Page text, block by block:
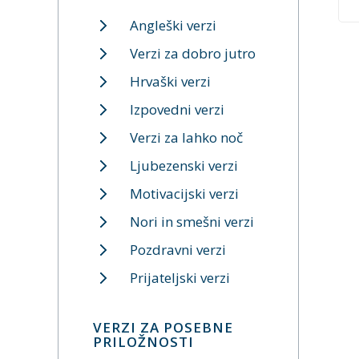
Angleški verzi
Verzi za dobro jutro
Hrvaški verzi
Izpovedni verzi
Verzi za lahko noč
Ljubezenski verzi
Motivacijski verzi
Nori in smešni verzi
Pozdravni verzi
Prijateljski verzi
VERZI ZA POSEBNE
PRILOŽNOSTI